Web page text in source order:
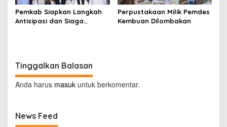
Pemkab Siapkan Langkah
Antisipasi dan Siaga
Perpustakaan Milik Pemdes
Kembuan Dilombakan
Tinggalkan Balasan
Anda harus masuk untuk berkomentar.
News Feed